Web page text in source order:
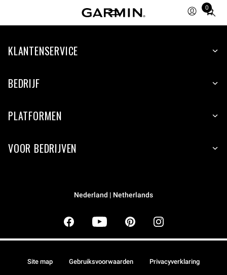
0
Total
items
cart:
KLANTENSERVICE
BEDRIJF
PLATFORMEN
VOOR BEDRIJVEN
Nederland | Netherlands
Site map Gebruiksvoorwaarden Privacyverklaring